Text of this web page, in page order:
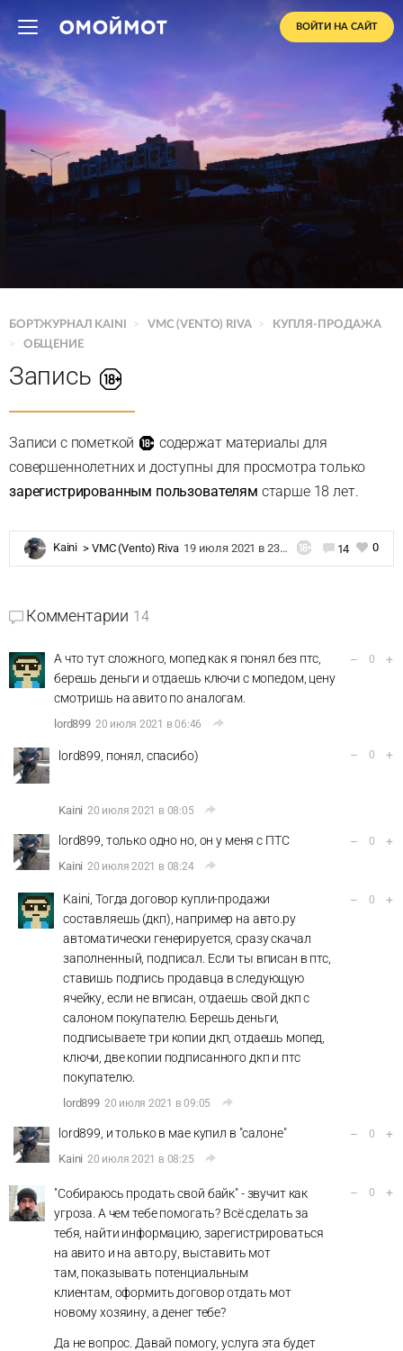
ВОЙТИ НА САЙТ
БОРТЖУРНАЛ KAINI > VMC (VENTO) RIVA >
КУПЛЯ-ПРОДАЖА
>
ОБЩЕНИЕ
Запись
Записи с пометкой
содержат материалы для
совершеннолетних и доступны для просмотра только
зарегистрированным пользователям старше 18 лет.
Kaini > VMC (Vento) Riva 19 июля 2021 в 23:06 14 0
Комментарии 14
А что тут сложного, мопед как я понял без птс,
берешь деньги и отдаешь ключи с мопедом, цену
смотришь на авито по аналогам.
lord899 20 июля 2021 в 06:46
– 0 +
lord899, понял, спасибо)
Kaini 20 июля 2021 в 08:05
– 0 +
lord899, только одно но, он у меня с ПТС
Kaini 20 июля 2021 в 08:24
– 0 +
Kaini, Тогда договор купли-продажи
составляешь (дкп), например на авто.ру
автоматически генерируется, сразу скачал
заполненный, подписал. Если ты вписан в птс,
ставишь подпись продавца в следующую
ячейку, если не вписан, отдаешь свой дкп с
салоном покупателю. Берешь деньги,
подписываете три копии дкп, отдаешь мопед,
ключи, две копии подписанного дкп и птс
покупателю.
lord899 20 июля 2021 в 09:05
– 0 +
lord899, и только в мае купил в "салоне"
Kaini 20 июля 2021 в 08:25
– 0 +
"Собираюсь продать свой байк" - звучит как
угроза. А чем тебе помогать? Всё сделать за
тебя, найти информацию, зарегистрироваться
на авито и на авто.ру, выставить мот
там, показывать потенциальным
клиентам, оформить договор отдать мот
новому хозяину, а денег тебе?
Да не вопрос. Давай помогу, услуга эта будет
– 0 +